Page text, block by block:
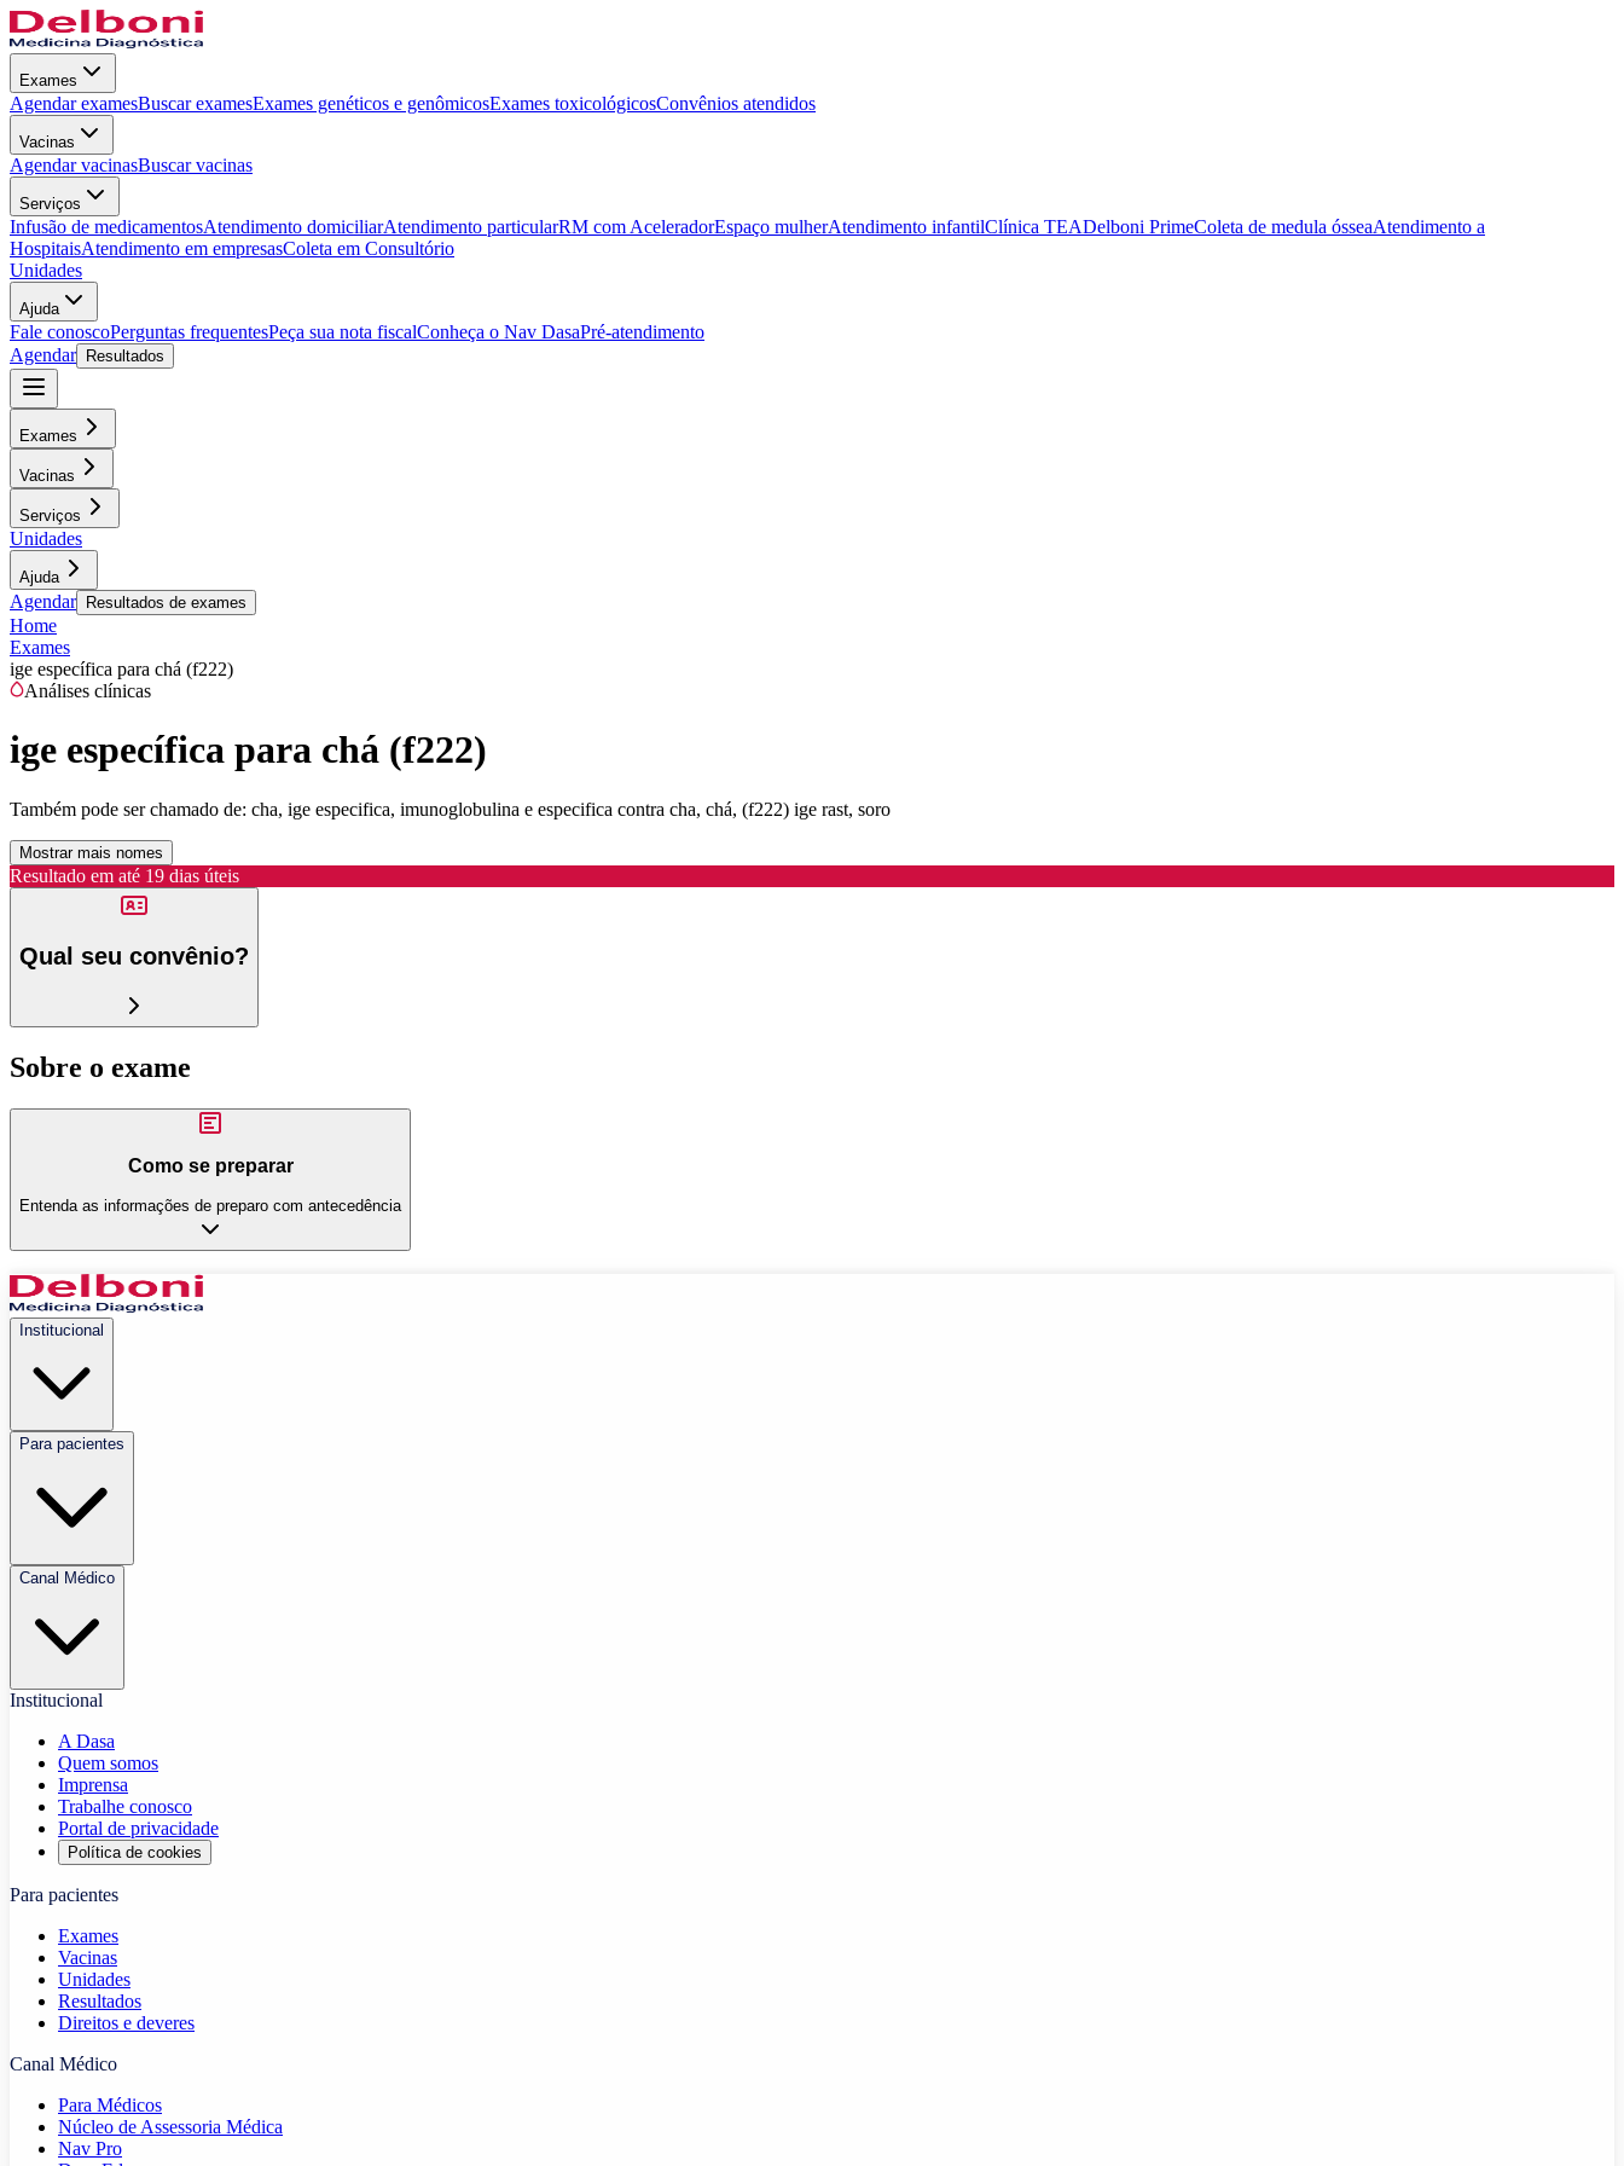
Exames
Agendar examesBuscar examesExames genéticos e genômicosExames toxicológicosConvênios atendidos
Vacinas
Agendar vacinasBuscar vacinas
Serviços
Infusão de medicamentosAtendimento domiciliarAtendimento particularRM com AceleradorEspaço mulherAtendimento infantilClínica TEADelboni PrimeColeta de medula ósseaAtendimento a
HospitaisAtendimento em empresasColeta em Consultório
Unidades
Ajuda
Fale conoscoPerguntas frequentesPeça sua nota fiscalConheça o Nav DasaPré-atendimento
Agendar
Resultados
Exames
Vacinas
Serviços
Unidades
Ajuda
Agendar Resultados de exames
Home
Exames
ige específica para chá (f222)
Análises clínicas
ige específica para chá (f222)
Também pode ser chamado de: cha, ige especifica, imunoglobulina e especifica contra cha, chá, (f222) ige rast, soro
Mostrar mais nomes
Resultado em até 19 dias úteis
Qual seu convênio?
Sobre o exame
Como se preparar
Entenda as informações de preparo com antecedência
Institucional
Para pacientes
Canal Médico
Institucional
A Dasa
Quem somos
Imprensa
Trabalhe conosco
Portal de privacidade
Política de cookies
Para pacientes
Exames
Vacinas
Unidades
Resultados
Direitos e deveres
Canal Médico
Para Médicos
Núcleo de Assessoria Médica
Nav Pro